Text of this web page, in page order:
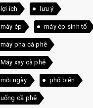
lợi ích lưu ý
máy ép máy ép sinh tố
máy pha cà phê
Máy xay cà phê
mỗi ngày phổ biến
uống cầ phê